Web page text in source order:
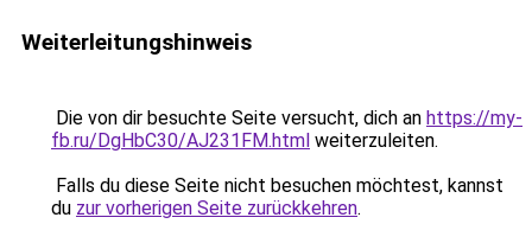
Weiterleitungshinweis
Die von dir besuchte Seite versucht, dich an https://my-
fb.ru/DgHbC30/AJ231FM.html weiterzuleiten.
Falls du diese Seite nicht besuchen möchtest, kannst
du zur vorherigen Seite zurückkehren.